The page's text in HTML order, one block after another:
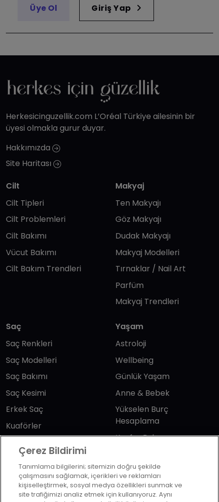
Üye Ol Giriş Yap
Herkesicinguzellik.com L’Oréal Türkiye ailesinin bir
üyesi olmakla gurur duyar.
Hakkımızda
Site Haritası
Cilt
Cilt Tipleri
Cilt Problemleri
Cilt Bakımı
Vücut Bakımı
Cilt Bakım Trendleri
Makyaj
Ten Makyajı
Göz Makyajı
Dudak Makyajı
Makyaj Modelleri
Tırnaklar / Nail Art
Parfüm
Makyaj Trendleri
Saç
Saç Renkleri
Saç Modelleri
Saç Bakımı
Saç Kesimi
Erkek Saç
Kuaförler
Yaşam
Astroloji
Wellbeing
Günlük Yaşam
Anne & Bebek
Yükselen Burç
Hesaplama
Kuafor Bulma
Bizi takip edin
Çerez Bildirimi
Tanımlama bilgilerini; sitemizin doğru şekilde
çalışmasını sağlamak, içerikleri ve reklamları
kişiselleştirmek, sosyal medya özellikleri sunmak ve
site trafiğimizi analiz etmek için kullanıyoruz. Aynı